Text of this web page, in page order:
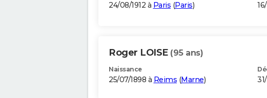
24/08/1912 à Paris (Paris)
Roger LOISE (95 ans)
Naissance
25/07/1898 à Reims (Marne)